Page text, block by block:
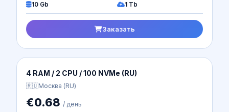
15 Gb
Безлимит
Заказать
Standard Intel| DE-1 (EU)
🇩🇪Германия (DE)
€1.18/ день